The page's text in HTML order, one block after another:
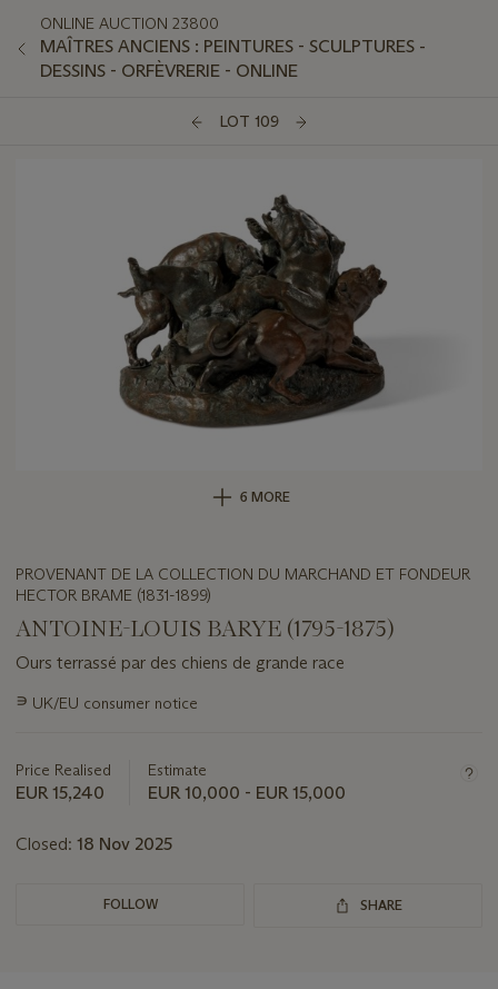
ONLINE AUCTION 23800
MAÎTRES ANCIENS : PEINTURES - SCULPTURES -
DESSINS - ORFÈVRERIE - ONLINE
LOT 109
6 MORE
PROVENANT DE LA COLLECTION DU MARCHAND ET FONDEUR
HECTOR BRAME (1831-1899)
ANTOINE-LOUIS BARYE (1795-1875)
Ours terrassé par des chiens de grande race
Important
lot
∍ UK/EU consumer notice
Price Realised
EUR 15,240
Estimate
EUR 10,000 - EUR 15,000
Closed: 18 Nov 2025
FOLLOW SHARE